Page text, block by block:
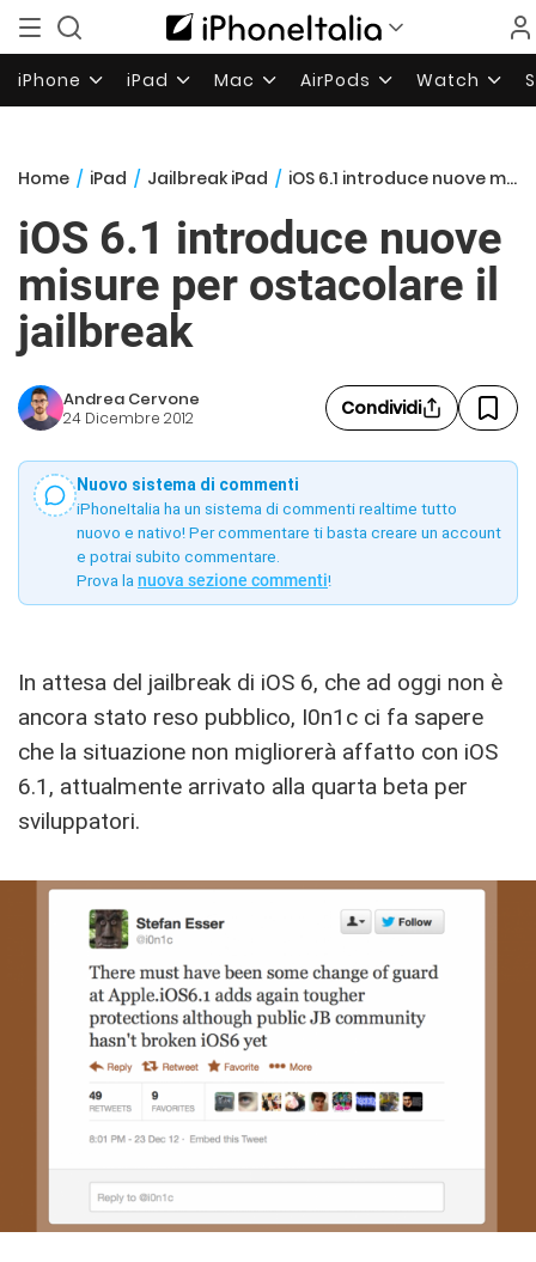
iPhone iPad Mac AirPods Watch
Home / iPad / Jailbreak iPad / iOS 6.1 introduce nuove misure per ostacolare il jailbreak
iOS 6.1 introduce nuove
misure per ostacolare il
jailbreak
Andrea Cervone
24 Dicembre 2012 Condividi
Nuovo sistema di commenti
iPhoneItalia ha un sistema di commenti realtime tutto
nuovo e nativo! Per commentare ti basta creare un account
e potrai subito commentare.
Prova la nuova sezione commenti!
In attesa del jailbreak di iOS 6, che ad oggi non è
ancora stato reso pubblico, I0n1c ci fa sapere
che la situazione non migliorerà affatto con iOS
6.1, attualmente arrivato alla quarta beta per
sviluppatori.